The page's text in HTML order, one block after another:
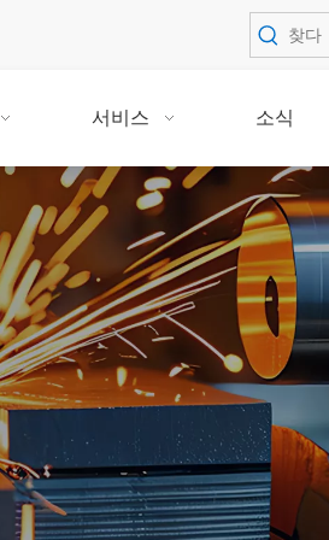
서비스 소식